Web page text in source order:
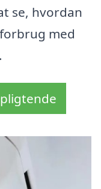
se, hvordan
med